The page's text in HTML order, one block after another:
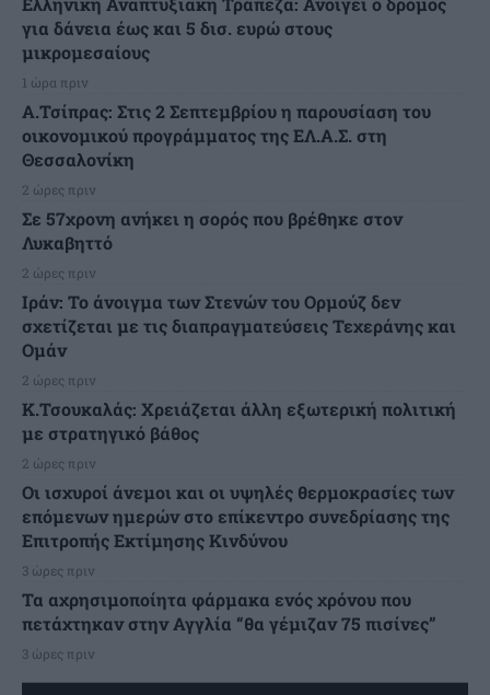
για δάνεια έως και 5 δισ. ευρώ στους
μικρομεσαίους
1 ώρα πριν
Α.Τσίπρας: Στις 2 Σεπτεμβρίου η παρουσίαση του
οικονομικού προγράμματος της ΕΛ.Α.Σ. στη
Θεσσαλονίκη
2 ώρες πριν
Σε 57χρονη ανήκει η σορός που βρέθηκε στον
Λυκαβηττό
2 ώρες πριν
Ιράν: Το άνοιγμα των Στενών του Ορμούζ δεν
σχετίζεται με τις διαπραγματεύσεις Τεχεράνης και
Ομάν
2 ώρες πριν
Κ.Τσουκαλάς: Xρειάζεται άλλη εξωτερική πολιτική
με στρατηγικό βάθος
2 ώρες πριν
Οι ισχυροί άνεμοι και οι υψηλές θερμοκρασίες των
επόμενων ημερών στο επίκεντρο συνεδρίασης της
Επιτροπής Εκτίμησης Κινδύνου
3 ώρες πριν
Τα αχρησιμοποίητα φάρμακα ενός χρόνου που
πετάχτηκαν στην Αγγλία “θα γέμιζαν 75 πισίνες”
3 ώρες πριν